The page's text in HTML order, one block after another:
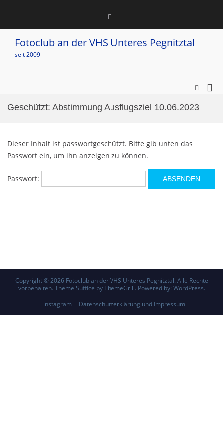
instagram
und
Impressum
Fotoclub an der VHS Unteres Pegnitztal
seit 2009
Such-
ansehen
Geschützt: Abstimmung Ausflugsziel 10.06.2023
Dieser Inhalt ist passwortgeschützt. Bitte gib unten das
Passwort ein, um ihn anzeigen zu können.
Passwort:
Copyright © 2026 Fotoclub an der VHS Unteres Pegnitztal. Alle Rechte
vorbehalten. Theme Suffice by ThemeGrill. Powered by: WordPress.
instagram
Datenschutzerklärung und Impressum